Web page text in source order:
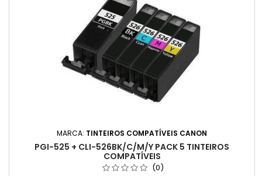
MARCA: TINTEIROS COMPATÍVEIS CANON
PGI-525 + CLI-526BK/C/M/Y PACK 5 TINTEIROS
COMPATÍVEIS
(0)